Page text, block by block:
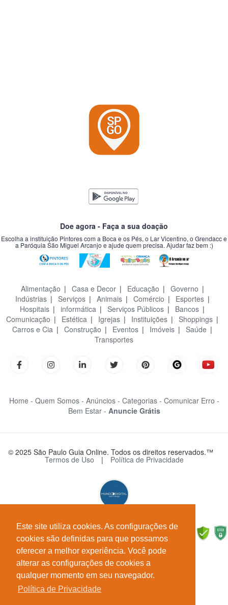
Este site utiliza cookies. As configurações de
cookies são definidas para que possamos
oferecer a melhor experiência. Você pode
alterar as configurações de cookies a
qualquer momento em seu navegador.
Política de Privacidade
Doe agora - Faça a sua doação
Escolha a instituição Pintores com a Boca e os Pés, o Lar Vicentino, o Grendacc e
a Paróquia São Miguel Arcanjo e ajude quem precisa. Ajudar faz bem :)
Alimentação | Casa e Decor| Educação | Governo |
Indústrias| Serviços| Animais| Comércio | Esportes|
Hospitais | informática | Serviços Públicos | Bancos |
Comunicação | Estética | Igrejas | Instituições | Shoppings |
Carros e Cia | Construção | Eventos | Imóveis | Saúde |
Transportes
Home - Quem Somos - Anúncios - Categorias - Comunicar Erro -
Bem Estar - Anuncie Grátis
© 2025 São Paulo Guia Online. Todos os direitos reservados.™
Termos de Uso | Política de Privacidade